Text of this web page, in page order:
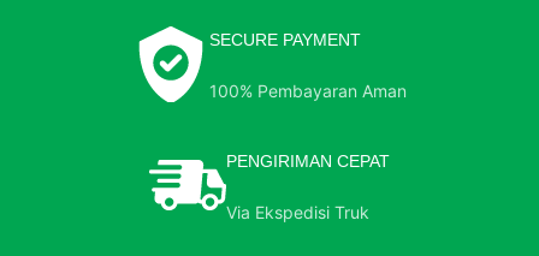
SECURE PAYMENT
100% Pembayaran Aman
PENGIRIMAN CEPAT
Via Ekspedisi Truk